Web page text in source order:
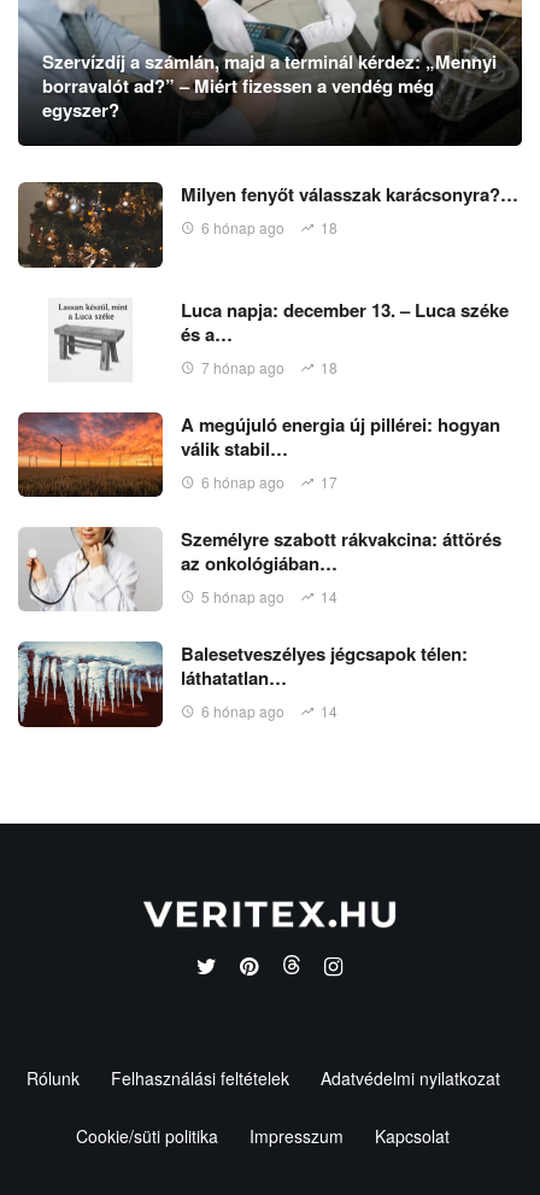
Szervízdíj a számlán, majd a terminál kérdez: „Mennyi
borravalót ad?” – Miért fizessen a vendég még
egyszer?
Milyen fenyőt válasszak karácsonyra?…
6 hónap ago 18
Luca napja: december 13. – Luca széke
és a…
7 hónap ago 18
A megújuló energia új pillérei: hogyan
válik stabil…
6 hónap ago 17
Személyre szabott rákvakcina: áttörés
az onkológiában…
5 hónap ago 14
Balesetveszélyes jégcsapok télen:
láthatatlan…
6 hónap ago 14
Rólunk Felhasználási feltételek Adatvédelmi nyilatkozat
Cookie/süti politika Impresszum Kapcsolat